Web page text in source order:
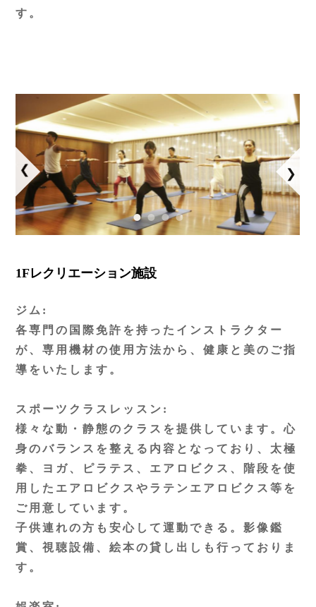
す。
1Fレクリエーション施設
ジム:
各専門の国際免許を持ったインストラクター
が、専用機材の使用方法から、健康と美のご指
導をいたします。
スポーツクラスレッスン:
様々な動・静態のクラスを提供しています。心
身のバランスを整える内容となっており、太極
拳、ヨガ、ピラテス、エアロビクス、階段を使
用したエアロビクスやラテンエアロビクス等を
ご用意しています。
子供連れの方も安心して運動できる。影像鑑
賞、視聴設備、絵本の貸し出しも行っておりま
す。